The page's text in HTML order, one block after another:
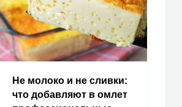
Не молоко и не сливки:
что добавляют в омлет